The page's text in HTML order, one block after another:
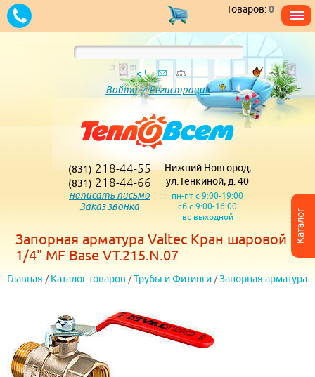
Каталог
Товаров:0
Войти/Регистрация
(831) 218-44-55
(831) 218-44-66
написать письмо
Заказ звонка
Нижний Новгород,
ул. Генкиной, д. 40
пн-пт с 9:00-19:00
сб с 9:00-16:00
вс выходной
Запорная арматура Valtec Кран шаровой 1
1/4" MF Base VT.215.N.07
Главная / Каталог товаров /Трубы и Фитинги /Запорная арматура